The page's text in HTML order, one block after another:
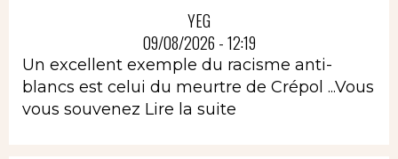
YEG
09/08/2026 - 12:19
Un excellent exemple du racisme anti-
blancs est celui du meurtre de Crépol ...Vous
vous souvenez Lire la suite